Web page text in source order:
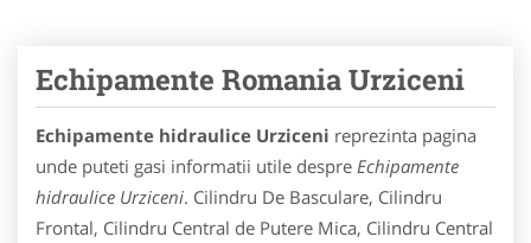
Echipamente Romania Urziceni
Echipamente hidraulice Urziceni reprezinta pagina
unde puteti gasi informatii utile despre Echipamente
hidraulice Urziceni. Cilindru De Basculare, Cilindru
Frontal, Cilindru Central de Putere Mica, Cilindru Central